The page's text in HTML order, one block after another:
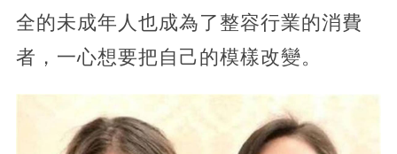
全的未成年人也成為了整容行業的消費
者，一心想要把自己的模樣改變。